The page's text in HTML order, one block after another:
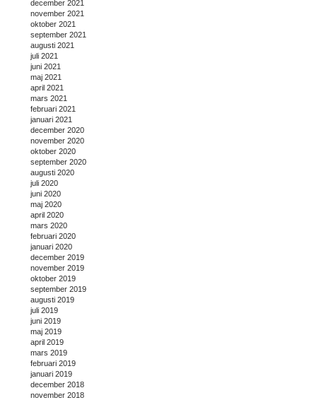
december 2021
november 2021
oktober 2021
september 2021
augusti 2021
juli 2021
juni 2021
maj 2021
april 2021
mars 2021
februari 2021
januari 2021
december 2020
november 2020
oktober 2020
september 2020
augusti 2020
juli 2020
juni 2020
maj 2020
april 2020
mars 2020
februari 2020
januari 2020
december 2019
november 2019
oktober 2019
september 2019
augusti 2019
juli 2019
juni 2019
maj 2019
april 2019
mars 2019
februari 2019
januari 2019
december 2018
november 2018